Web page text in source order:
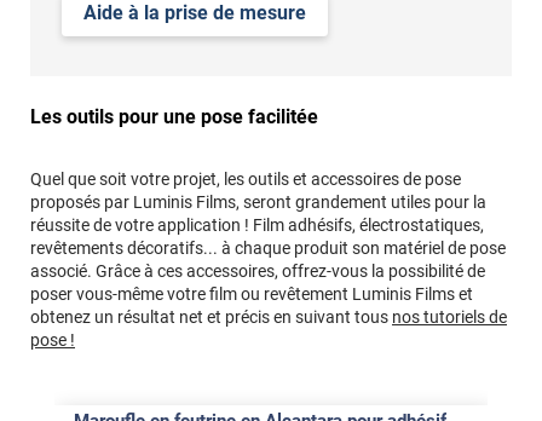
Aide à la prise de mesure
Les outils pour une pose facilitée
Quel que soit votre projet, les outils et accessoires de pose
proposés par Luminis Films, seront grandement utiles pour la
réussite de votre application ! Film adhésifs, électrostatiques,
revêtements décoratifs... à chaque produit son matériel de pose
associé. Grâce à ces accessoires, offrez-vous la possibilité de
poser vous-même votre film ou revêtement Luminis Films et
obtenez un résultat net et précis en suivant tous nos tutoriels de
pose !